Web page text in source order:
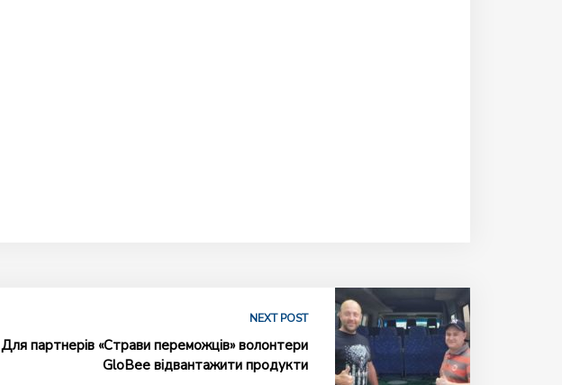
NEXT POST
Для партнерів «Страви переможців» волонтери
GloBee відвантажити продукти